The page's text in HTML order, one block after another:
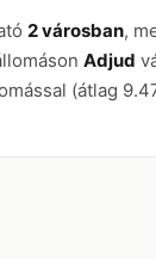
2 városban,
Adjud
(átlag